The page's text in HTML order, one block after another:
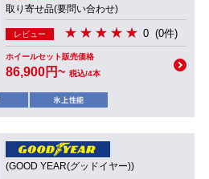
取り寄せ品(要問い合わせ)
レビュー 0 (0件)
ホイールセット販売価格
86,900円~ 税込/4本
(GOOD YEAR(グッドイヤー))